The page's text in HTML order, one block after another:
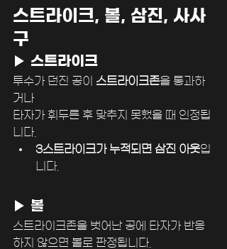
﻿스트라이크, 볼, 삼진, 사사
구
▶ 스트라이크
투수가 던진 공이 스트라이크존을 통과하
거나
타자가 휘두른 후 맞추지 못했을 때 인정됩
니다.
3스트라이크가 누적되면 삼진 아웃입
니다.
▶ 볼
스트라이크존을 벗어난 공에 타자가 반응
하지 않으면 볼로 판정됩니다.